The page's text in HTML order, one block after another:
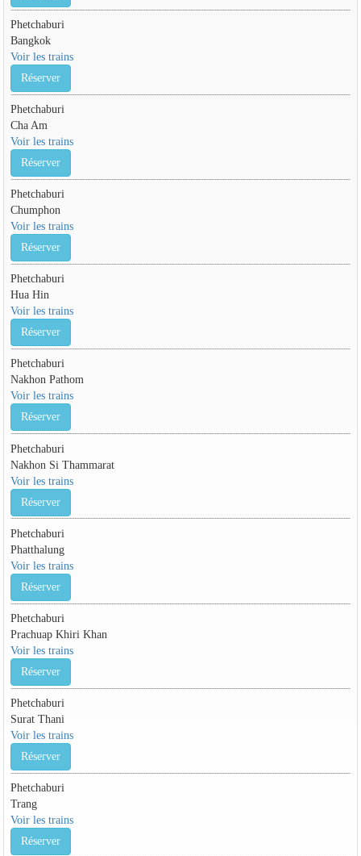
Phetchaburi
Bangkok
Voir les trains
Réserver
Phetchaburi
Cha Am
Voir les trains
Réserver
Phetchaburi
Chumphon
Voir les trains
Réserver
Phetchaburi
Hua Hin
Voir les trains
Réserver
Phetchaburi
Nakhon Pathom
Voir les trains
Réserver
Phetchaburi
Nakhon Si Thammarat
Voir les trains
Réserver
Phetchaburi
Phatthalung
Voir les trains
Réserver
Phetchaburi
Prachuap Khiri Khan
Voir les trains
Réserver
Phetchaburi
Surat Thani
Voir les trains
Réserver
Phetchaburi
Trang
Voir les trains
Réserver